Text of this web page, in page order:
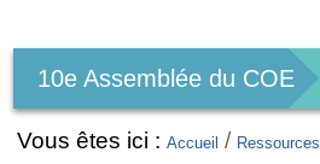
personnels
10e Assemblée du COE
Vous êtes ici : Accueil / Ressources